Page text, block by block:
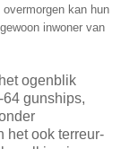
kan hun
inwoner van
ogenblik
gunships,
het ook terreur-